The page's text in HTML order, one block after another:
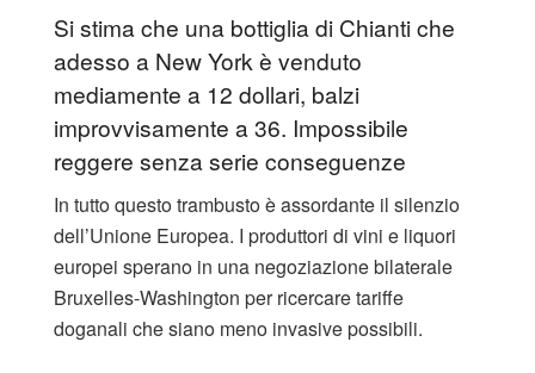
Si stima che una bottiglia di Chianti che
adesso a New York è venduto
mediamente a 12 dollari, balzi
improvvisamente a 36. Impossibile
reggere senza serie conseguenze
In tutto questo trambusto è assordante il silenzio
dell’Unione Europea. I produttori di vini e liquori
europei sperano in una negoziazione bilaterale
Bruxelles-Washington per ricercare tariffe
doganali che siano meno invasive possibili.